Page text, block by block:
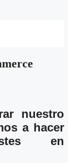
nuestro
a hacer
en